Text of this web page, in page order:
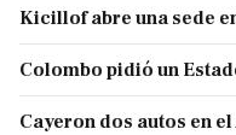
Kicillof abre una sede
Colombo pidió un
Cayeron dos autos en